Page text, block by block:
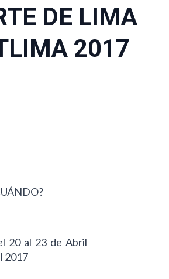
DE LIMA
2017
20 al 23 de Abril
2017